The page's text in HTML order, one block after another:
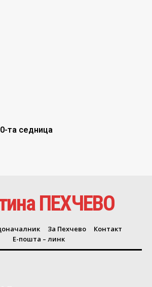
та седница
ПЕХЧЕВО
За Пехчево
Контакт
Е-пошта – линк